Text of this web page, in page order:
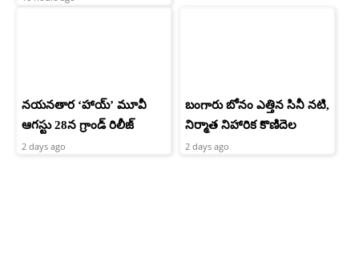
నయనతార ‘హాయ్’ మూవీ
ఆగస్టు 28న గ్రాండ్ రిలీజ్
2 days ago
బంగారు బోనం ఎత్తిన సినీ నటి,
నిర్మాత నిహారిక కొణిదెల
2 days ago